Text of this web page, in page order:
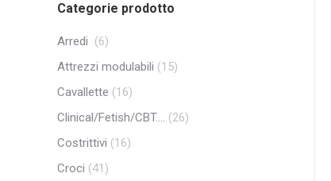
Categorie prodotto
Arredi (6)
Attrezzi modulabili (15)
Cavallette (16)
Clinical/Fetish/CBT.... (26)
Costrittivi (16)
Croci (41)